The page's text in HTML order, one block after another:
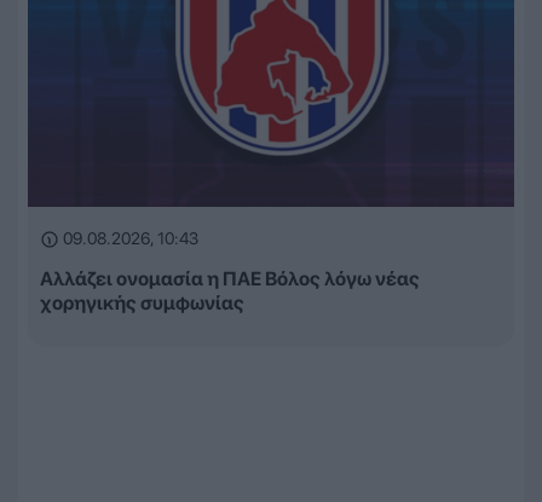
09.08.2026, 10:43
Αλλάζει ονομασία η ΠΑΕ Βόλος λόγω νέας
χορηγικής συμφωνίας